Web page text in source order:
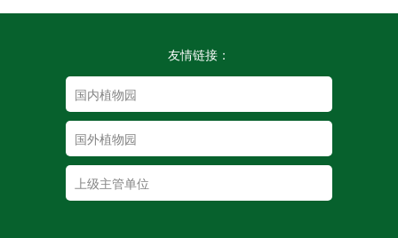
友情链接：